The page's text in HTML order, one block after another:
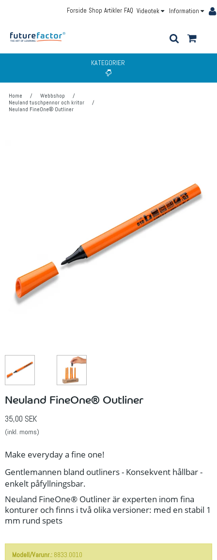
Information
Videotek
FAQ
Artikler
Shop
Forside
KATEGORIER
Home / Webbshop
/
Neuland tuschpennor och kritor
/
Neuland FineOne® Outliner
Neuland FineOne® Outliner
35,00 SEK
(inkl. moms)
Make everyday a fine one!
Gentlemannen bland outliners - Konsekvent hållbar -
enkelt påfyllningsbar.
Neuland FineOne® Outliner är experten inom fina
konturer och finns i två olika versioner: med en stabil 1
mm rund spets
Modell/Varunr.: 8833.0010